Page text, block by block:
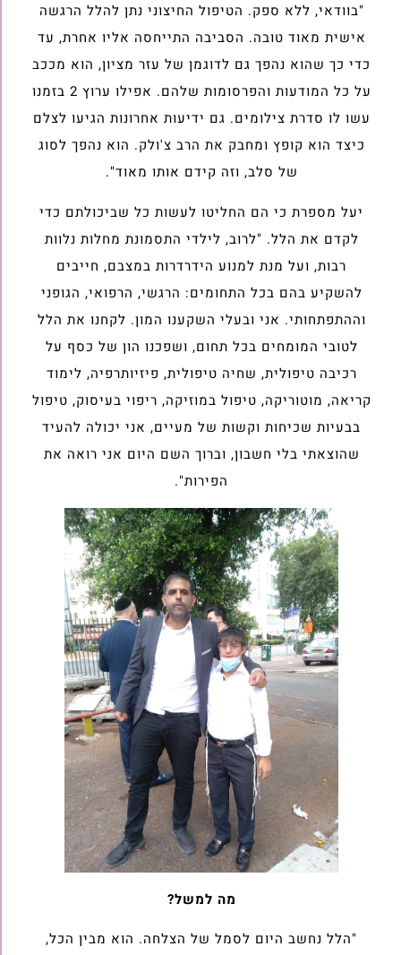
"בוודאי, ללא ספק. הטיפול החיצוני נתן להלל הרגשה
אישית מאוד טובה. הסביבה התייחסה אליו אחרת, עד
כדי כך שהוא נהפך גם לדוגמן של עזר מציון, הוא מככב
על כל המודעות והפרסומות שלהם. אפילו ערוץ 2 בזמנו
עשו לו סדרת צילומים. גם ידיעות אחרונות הגיעו לצלם
כיצד הוא קופץ ומחבק את הרב צ'ולק. הוא נהפך לסוג
של סלב, וזה קידם אותו מאוד".
יעל מספרת כי הם החליטו לעשות כל שביכולתם כדי
לקדם את הלל. "לרוב, לילדי התסמונת מחלות נלוות
רבות, ועל מנת למנוע הידרדרות במצבם, חייבים
להשקיע בהם בכל התחומים: הרגשי, הרפואי, הגופני
וההתפתחותי. אני ובעלי השקענו המון. לקחנו את הלל
לטובי המומחים בכל תחום, ושפכנו הון של כסף על
רכיבה טיפולית, שחיה טיפולית, פיזיותרפיה, לימוד
קריאה, מוטוריקה, טיפול במוזיקה, ריפוי בעיסוק, טיפול
בבעיות שכיחות וקשות של מעיים, אני יכולה להעיד
שהוצאתי בלי חשבון, וברוך השם היום אני רואה את
הפירות".
מה למשל?
"הלל נחשב היום לסמל של הצלחה. הוא מבין הכל,